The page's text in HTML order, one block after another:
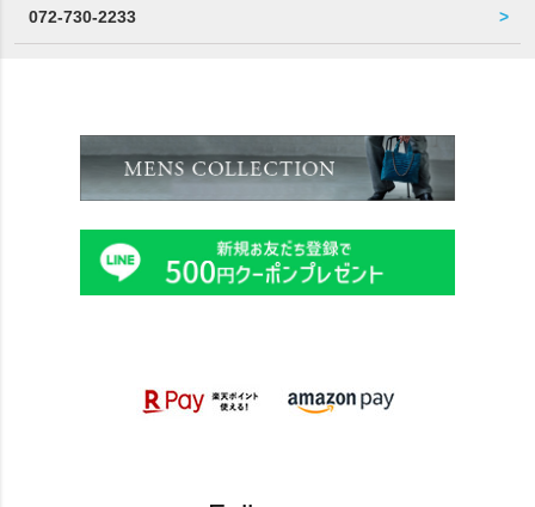
072-730-2233